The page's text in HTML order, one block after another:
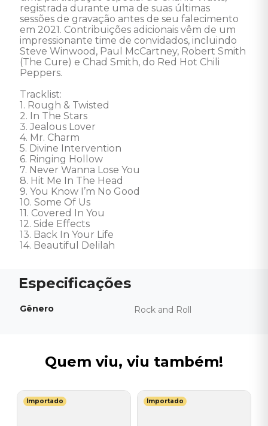
registrada durante uma de suas últimas
sessões de gravação antes de seu falecimento
em 2021. Contribuições adicionais vêm de um
impressionante time de convidados, incluindo
Steve Winwood, Paul McCartney, Robert Smith
(The Cure) e Chad Smith, do Red Hot Chili
Peppers.
Tracklist:
1. Rough & Twisted
2. In The Stars
3. Jealous Lover
4. Mr. Charm
5. Divine Intervention
6. Ringing Hollow
7. Never Wanna Lose You
8. Hit Me In The Head
9. You Know I’m No Good
10. Some Of Us
11. Covered In You
12. Side Effects
13. Back In Your Life
14. Beautiful Delilah
Gênero Rock and Roll
Quem viu, viu também!
Importado Importado